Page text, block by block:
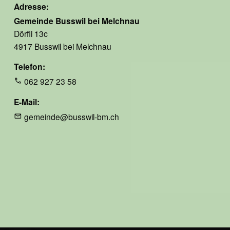
42.6 %
davon Siedlung
5.3 %
Höhe ü.M.
tiefster Punkt
Adresse
Gemeinde Busswil bei Melchnau
Dörfli 13c
4917 Busswil bei Melchnau
Telefon
062 927 23 58
E-Mail
gemeinde@busswil-bm.ch